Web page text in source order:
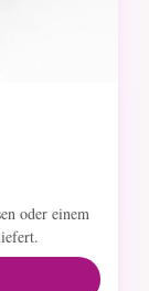
oder einem